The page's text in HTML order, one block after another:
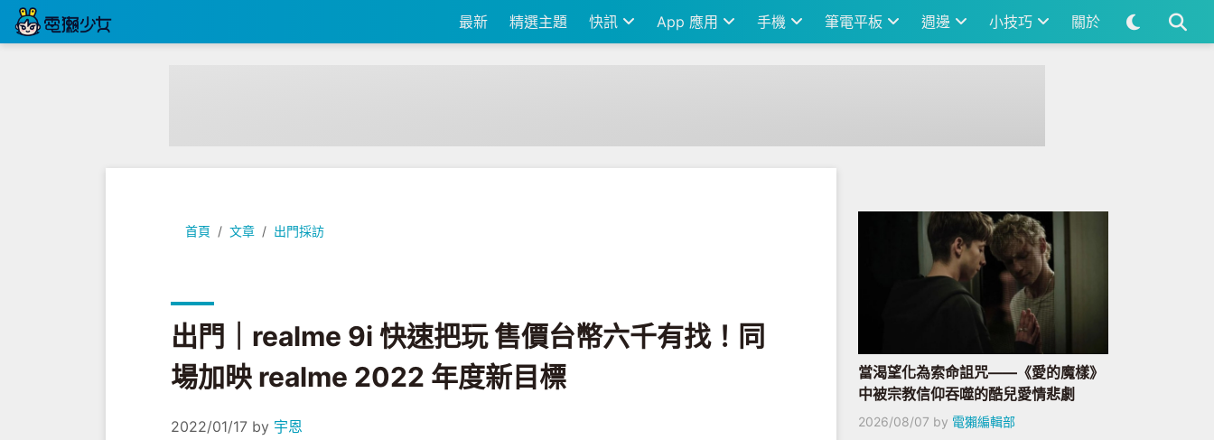
最新 精選主題 快訊 App 應用 手機 筆電平板 週邊 小技巧 關於
首頁 文章 出門採訪
出門｜realme 9i 快速把玩 售價台幣六千有找！同場加映 realme 2022 年度新目標
出門｜realme 9i 快速把玩 售價台幣六千有找！同
場加映 realme 2022 年度新目標
2022/01/17 by 宇恩
當渴望化為索命詛咒——《愛的魔樣》
中被宗教信仰吞噬的酷兒愛情悲劇
2026/08/07 by 電獺編輯部